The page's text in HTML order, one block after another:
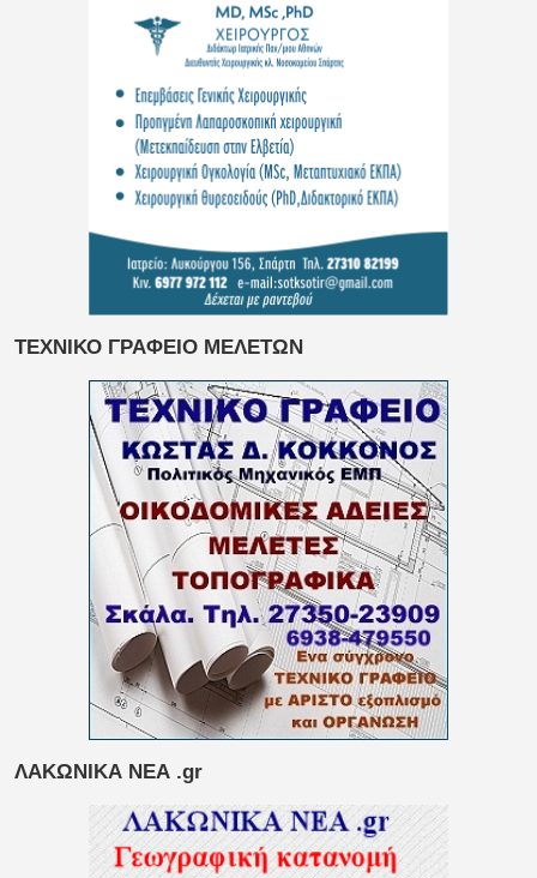
ΤΕΧΝΙΚΟ ΓΡΑΦΕΙΟ ΜΕΛΕΤΩΝ
ΛΑΚΩΝΙΚΑ ΝΕΑ .gr